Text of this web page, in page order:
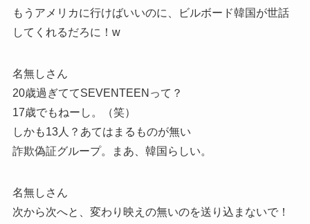
もうアメリカに行けばいいのに、ビルボード韓国が世話
してくれるだろに！w
名無しさん
20歳過ぎててSEVENTEENって？
17歳でもねーし。（笑）
しかも13人？あてはまるものが無い
詐欺偽証グループ。まあ、韓国らしい。
名無しさん
次から次へと、変わり映えの無いのを送り込まないで！